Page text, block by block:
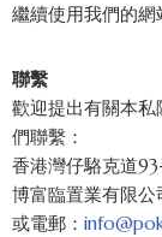
繼續使用我們的網
聯繫
歡迎提出有關本
們聯繫：
香港灣仔駱克道
博富臨置業有限公
或電郵：